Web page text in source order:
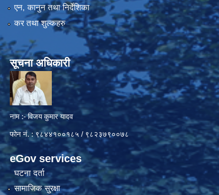
एन, कानुन तथा निर्देशिका
कर तथा शुल्कहरु
सूचना अधिकारी
नाम :- विजय कुमार यादव
फोन नं. : ९८४४१००१८५ / ९८२३७९००७८
eGov services
घटना दर्ता
सामाजिक सुरक्षा